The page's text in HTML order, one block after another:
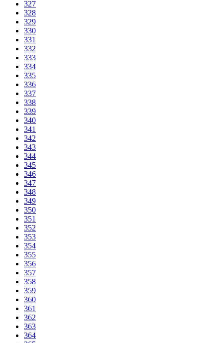
327
328
329
330
331
332
333
334
335
336
337
338
339
340
341
342
343
344
345
346
347
348
349
350
351
352
353
354
355
356
357
358
359
360
361
362
363
364